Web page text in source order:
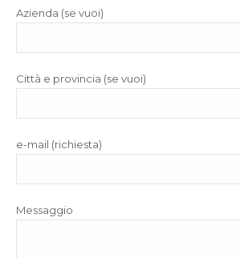
Azienda (se vuoi)
Città e provincia (se vuoi)
e-mail (richiesta)
Messaggio